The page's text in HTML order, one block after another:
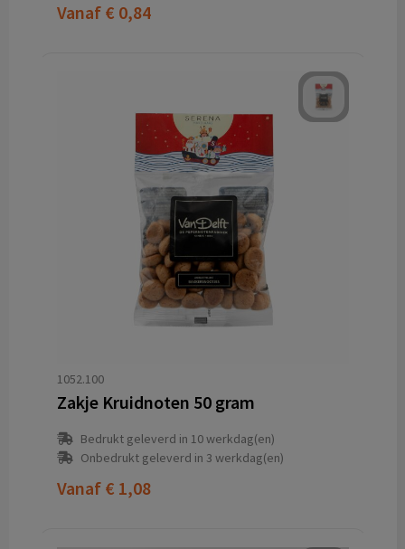
Vanaf € 0,84
1052.100
Zakje Kruidnoten 50 gram
Bedrukt geleverd in 10 werkdag(en)
Onbedrukt geleverd in 3 werkdag(en)
Vanaf € 1,08